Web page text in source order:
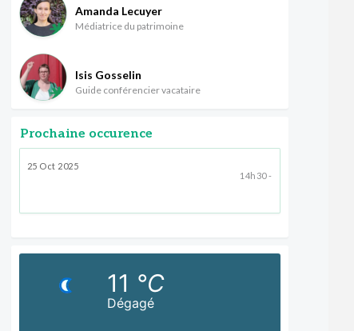
Amanda Lecuyer
Médiatrice du patrimoine
Isis Gosselin
Guide conférencier vacataire
Prochaine occurence
25 Oct 2025
14h30 -
Dégagé
11 °C